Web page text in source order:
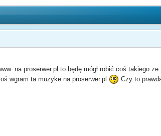
na proserwer.pl to będę mógł robić coś takiego
wgram ta muzyke na proserwer.pl Czy to